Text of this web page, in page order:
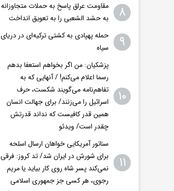
۸
مقاومت عراق پاسخ به حملات متجاوزانه
به حشد الشعبی را به تعویق انداخت
۹
حمله پهپادی به کشتی ترکیه‌ای در دریای
سیاه
۱۰
پزشکیان: من اگر بخواهم استعفا بدهم
رسما اعلام می‌کنم! / آنهایی که به
تفاهم‌نامه می‌گویند شکست، حرف
اسرائیل را می‌زنند/ برای جهالت انسان
همین قدر کافیست که نداند قدرتش
چقدر است/ ویدئو
۱۱
سناتور آمریکایی خواهان ارسال اسلحه
برای شورش در ایران شد/ تد کروز: فرقی
نمی‌کند پسر شاه روی کار بیاید یا مریم
رجوی، هر کسی جز جمهوری اسلامی